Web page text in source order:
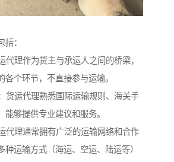
：
代理作为货主与承运人之间的桥梁，
各个环节，不直接参与运输。
货运代理熟悉国际运输规则、海关手
能够提供专业建议和服务。
代理通常拥有广泛的运输网络和合作
种运输方式（海运、空运、陆运等）